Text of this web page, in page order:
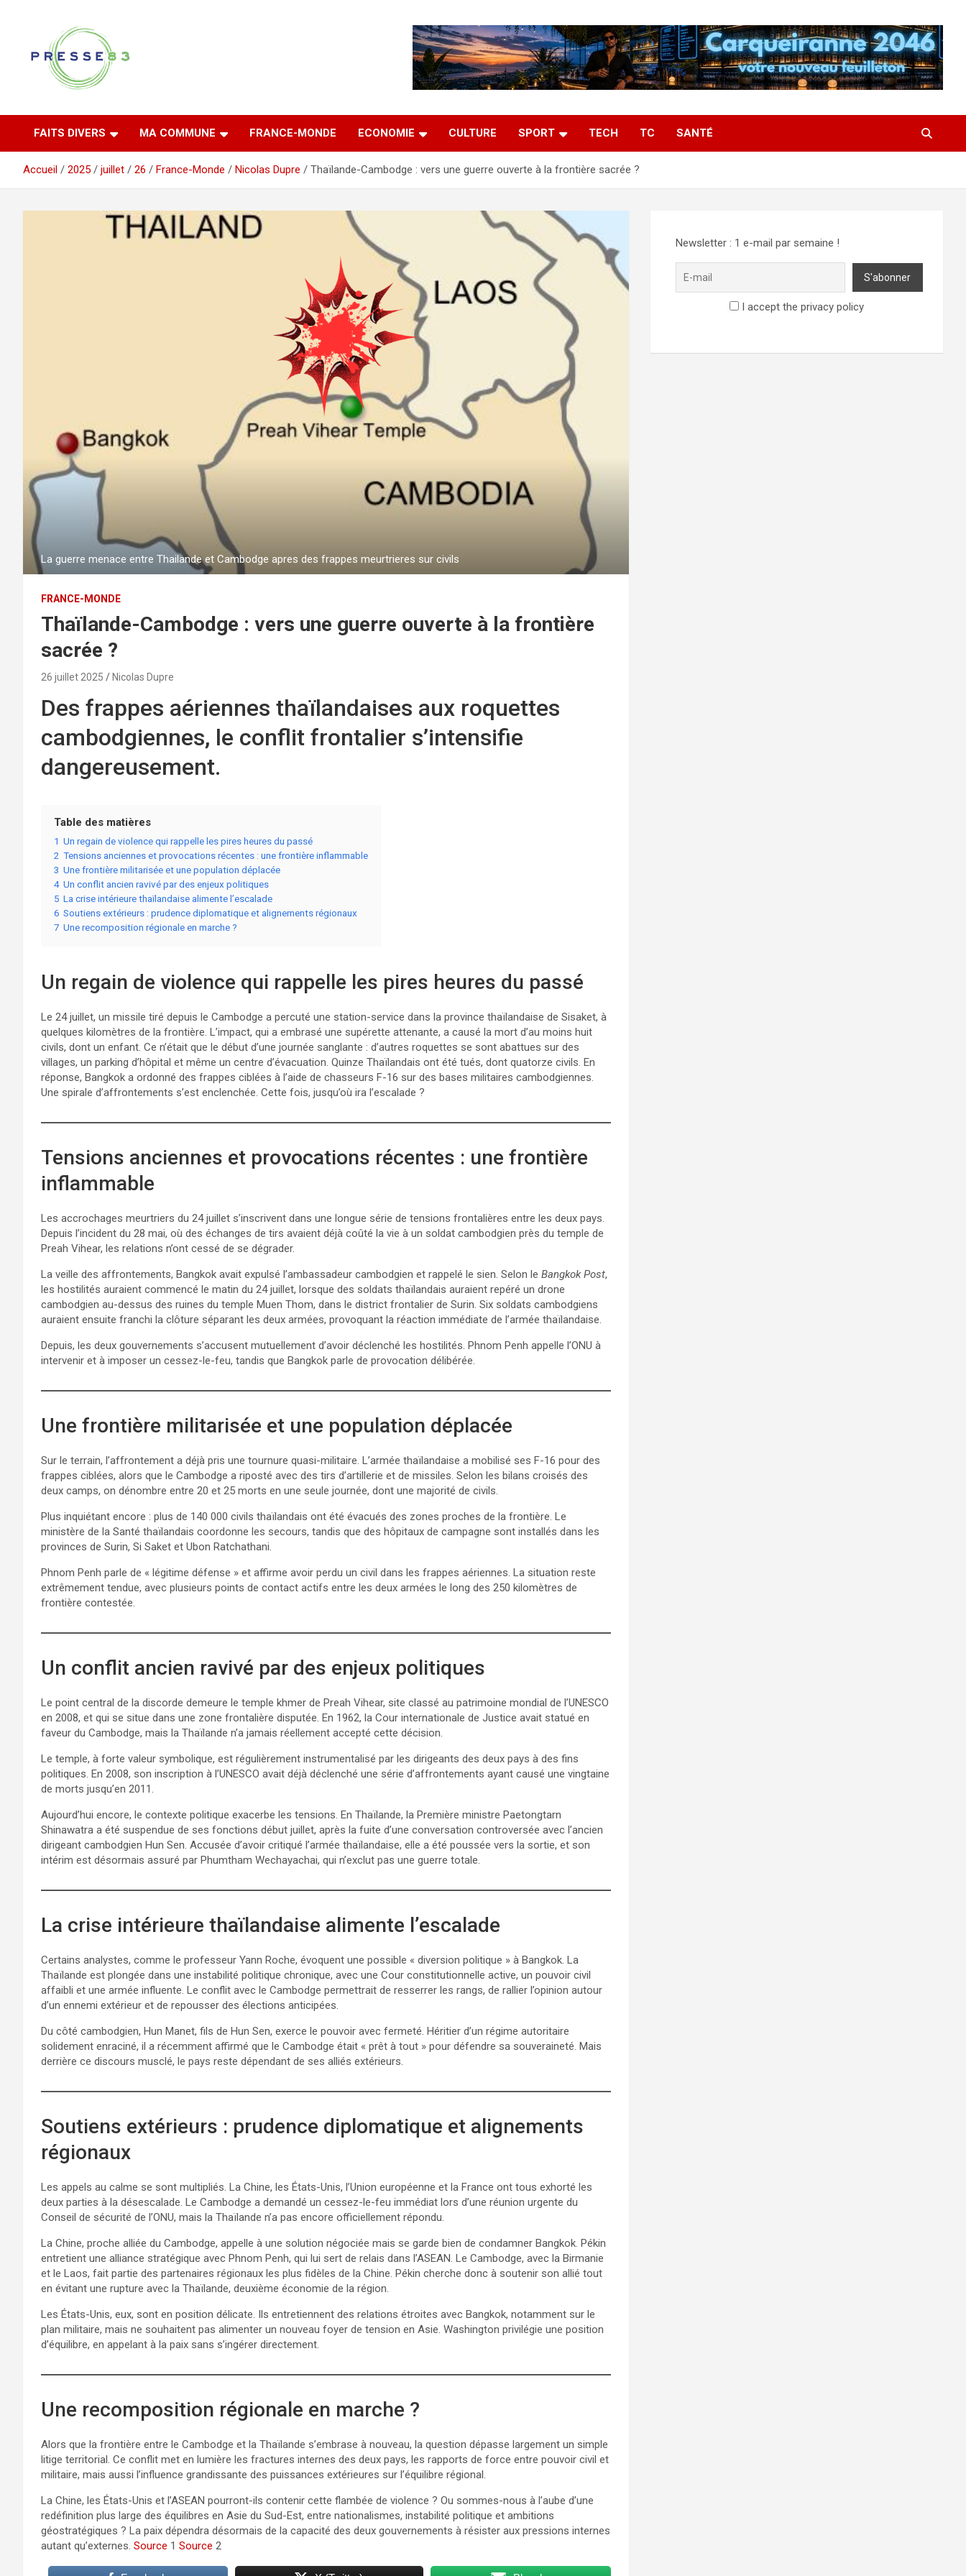
Presse 83
FAITS DIVERS MA COMMUNE FRANCE-MONDE ECONOMIE CULTURE SPORT TECH TC SANTÉ
Accueil 2025 juillet 26 France-Monde Nicolas Dupre Thaïlande-Cambodge : vers une guerre ouverte à la frontière sacrée ?
La guerre menace entre Thailande et Cambodge apres des frappes meurtrieres sur civils
FRANCE-MONDE
Thaïlande-Cambodge : vers une guerre ouverte à la frontière
sacrée ?
26 juillet 2025 Nicolas Dupre
Des frappes aériennes thaïlandaises aux roquettes
cambodgiennes, le conflit frontalier s’intensifie
dangereusement.
Table des matières
1 Un regain de violence qui rappelle les pires heures du passé
2 Tensions anciennes et provocations récentes : une frontière inflammable
3 Une frontière militarisée et une population déplacée
4 Un conflit ancien ravivé par des enjeux politiques
5 La crise intérieure thaïlandaise alimente l’escalade
6 Soutiens extérieurs : prudence diplomatique et alignements régionaux
7 Une recomposition régionale en marche ?
Un regain de violence qui rappelle les pires heures du passé
Le 24 juillet, un missile tiré depuis le Cambodge a percuté une station-service dans la province thaïlandaise de Sisaket, à
quelques kilomètres de la frontière. L’impact, qui a embrasé une supérette attenante, a causé la mort d’au moins huit
civils, dont un enfant. Ce n’était que le début d’une journée sanglante : d’autres roquettes se sont abattues sur des
villages, un parking d’hôpital et même un centre d’évacuation. Quinze Thaïlandais ont été tués, dont quatorze civils. En
réponse, Bangkok a ordonné des frappes ciblées à l’aide de chasseurs F-16 sur des bases militaires cambodgiennes.
Une spirale d’affrontements s’est enclenchée. Cette fois, jusqu’où ira l’escalade ?
Tensions anciennes et provocations récentes : une frontière
inflammable
Les accrochages meurtriers du 24 juillet s’inscrivent dans une longue série de tensions frontalières entre les deux pays.
Depuis l’incident du 28 mai, où des échanges de tirs avaient déjà coûté la vie à un soldat cambodgien près du temple de
Preah Vihear, les relations n’ont cessé de se dégrader.
La veille des affrontements, Bangkok avait expulsé l’ambassadeur cambodgien et rappelé le sien. Selon le Bangkok Post,
les hostilités auraient commencé le matin du 24 juillet, lorsque des soldats thaïlandais auraient repéré un drone
cambodgien au-dessus des ruines du temple Muen Thom, dans le district frontalier de Surin. Six soldats cambodgiens
auraient ensuite franchi la clôture séparant les deux armées, provoquant la réaction immédiate de l’armée thaïlandaise.
Depuis, les deux gouvernements s’accusent mutuellement d’avoir déclenché les hostilités. Phnom Penh appelle l’ONU à
intervenir et à imposer un cessez-le-feu, tandis que Bangkok parle de provocation délibérée.
Une frontière militarisée et une population déplacée
Sur le terrain, l’affrontement a déjà pris une tournure quasi-militaire. L’armée thaïlandaise a mobilisé ses F-16 pour des
frappes ciblées, alors que le Cambodge a riposté avec des tirs d’artillerie et de missiles. Selon les bilans croisés des
deux camps, on dénombre entre 20 et 25 morts en une seule journée, dont une majorité de civils.
Plus inquiétant encore : plus de 140 000 civils thaïlandais ont été évacués des zones proches de la frontière. Le
ministère de la Santé thaïlandais coordonne les secours, tandis que des hôpitaux de campagne sont installés dans les
provinces de Surin, Si Saket et Ubon Ratchathani.
Phnom Penh parle de « légitime défense » et affirme avoir perdu un civil dans les frappes aériennes. La situation reste
extrêmement tendue, avec plusieurs points de contact actifs entre les deux armées le long des 250 kilomètres de
frontière contestée.
Un conflit ancien ravivé par des enjeux politiques
Le point central de la discorde demeure le temple khmer de Preah Vihear, site classé au patrimoine mondial de l’UNESCO
en 2008, et qui se situe dans une zone frontalière disputée. En 1962, la Cour internationale de Justice avait statué en
faveur du Cambodge, mais la Thaïlande n’a jamais réellement accepté cette décision.
Le temple, à forte valeur symbolique, est régulièrement instrumentalisé par les dirigeants des deux pays à des fins
politiques. En 2008, son inscription à l’UNESCO avait déjà déclenché une série d’affrontements ayant causé une vingtaine
de morts jusqu’en 2011.
Aujourd’hui encore, le contexte politique exacerbe les tensions. En Thaïlande, la Première ministre Paetongtarn
Shinawatra a été suspendue de ses fonctions début juillet, après la fuite d’une conversation controversée avec l’ancien
dirigeant cambodgien Hun Sen. Accusée d’avoir critiqué l’armée thaïlandaise, elle a été poussée vers la sortie, et son
intérim est désormais assuré par Phumtham Wechayachai, qui n’exclut pas une guerre totale.
La crise intérieure thaïlandaise alimente l’escalade
Certains analystes, comme le professeur Yann Roche, évoquent une possible « diversion politique » à Bangkok. La
Thaïlande est plongée dans une instabilité politique chronique, avec une Cour constitutionnelle active, un pouvoir civil
affaibli et une armée influente. Le conflit avec le Cambodge permettrait de resserrer les rangs, de rallier l’opinion autour
d’un ennemi extérieur et de repousser des élections anticipées.
Du côté cambodgien, Hun Manet, fils de Hun Sen, exerce le pouvoir avec fermeté. Héritier d’un régime autoritaire
solidement enraciné, il a récemment affirmé que le Cambodge était « prêt à tout » pour défendre sa souveraineté. Mais
derrière ce discours musclé, le pays reste dépendant de ses alliés extérieurs.
Soutiens extérieurs : prudence diplomatique et alignements
régionaux
Les appels au calme se sont multipliés. La Chine, les États-Unis, l’Union européenne et la France ont tous exhorté les
deux parties à la désescalade. Le Cambodge a demandé un cessez-le-feu immédiat lors d’une réunion urgente du
Conseil de sécurité de l’ONU, mais la Thaïlande n’a pas encore officiellement répondu.
La Chine, proche alliée du Cambodge, appelle à une solution négociée mais se garde bien de condamner Bangkok. Pékin
entretient une alliance stratégique avec Phnom Penh, qui lui sert de relais dans l’ASEAN. Le Cambodge, avec la Birmanie
et le Laos, fait partie des partenaires régionaux les plus fidèles de la Chine. Pékin cherche donc à soutenir son allié tout
en évitant une rupture avec la Thaïlande, deuxième économie de la région.
Les États-Unis, eux, sont en position délicate. Ils entretiennent des relations étroites avec Bangkok, notamment sur le
plan militaire, mais ne souhaitent pas alimenter un nouveau foyer de tension en Asie. Washington privilégie une position
d’équilibre, en appelant à la paix sans s’ingérer directement.
Une recomposition régionale en marche ?
Alors que la frontière entre le Cambodge et la Thaïlande s’embrase à nouveau, la question dépasse largement un simple
litige territorial. Ce conflit met en lumière les fractures internes des deux pays, les rapports de force entre pouvoir civil et
militaire, mais aussi l’influence grandissante des puissances extérieures sur l’équilibre régional.
La Chine, les États-Unis et l’ASEAN pourront-ils contenir cette flambée de violence ? Ou sommes-nous à l’aube d’une
redéfinition plus large des équilibres en Asie du Sud-Est, entre nationalismes, instabilité politique et ambitions
géostratégiques ? La paix dépendra désormais de la capacité des deux gouvernements à résister aux pressions internes
autant qu’externes. Source 1 Source 2
Newsletter : 1 e-mail par semaine !
I accept the privacy policy